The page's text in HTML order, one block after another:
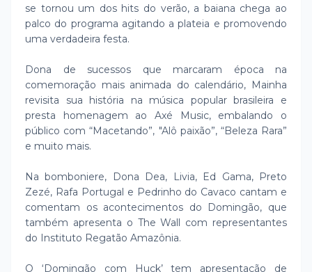
se tornou um dos hits do verão, a baiana chega ao
palco do programa agitando a plateia e promovendo
uma verdadeira festa.
Dona de sucessos que marcaram época na
comemoração mais animada do calendário, Mainha
revisita sua história na música popular brasileira e
presta homenagem ao Axé Music, embalando o
público com “Macetando”, "Alô paixão”, “Beleza Rara”
e muito mais.
Na bomboniere, Dona Dea, Livia, Ed Gama, Preto
Zezé, Rafa Portugal e Pedrinho do Cavaco cantam e
comentam os acontecimentos do Domingão, que
também apresenta o The Wall com representantes
do Instituto Regatão Amazônia.
O ‘Domingão com Huck’ tem apresentação de